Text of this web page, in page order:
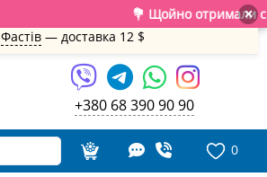
💐 Щойно отримали ×
Фастів— доставка 12 $
+380 68 390 90 90
0